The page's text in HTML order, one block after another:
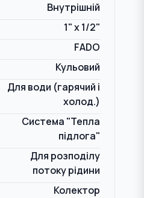
Внутрішній
1" x 1/2"
FADO
Кульовий
Для води (гарячий і
холод.)
Система "Тепла
підлога"
Для розподілу
потоку рідини
Колектор